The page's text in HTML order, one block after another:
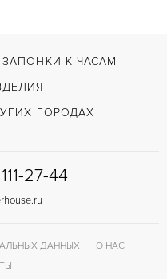
ЗАПОНКИ К ЧАСАМ
ГОРОДАХ
27-44
ДАННЫХ
О НАС